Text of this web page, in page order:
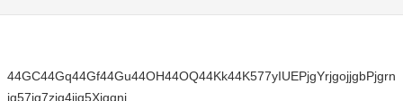
44GC44Gq44Gf44Gu44OH44OQ44Kk44K577yIUEPjgYrjgojjgbPjgrn
jg57jg7zjg4jjg5Xjgqnj